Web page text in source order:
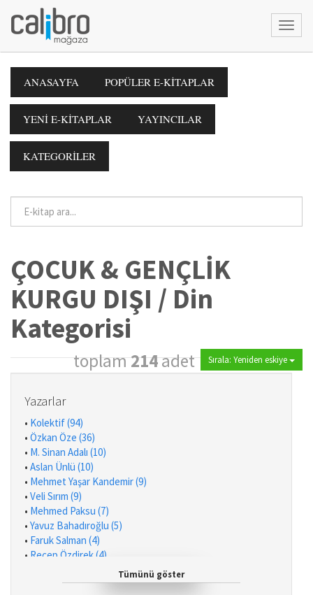
ANASAYFA POPÜLER E-KİTAPLAR
YENİ E-KİTAPLAR YAYINCILAR
KATEGORİLER
ÇOCUK & GENÇLİK
KURGU DIŞI / Din
Kategorisi
toplam214adet Sırala: Yeniden eskiye
Yazarlar
• Kolektif (94)
• Özkan Öze (36)
• M. Sinan Adalı (10)
• Aslan Ünlü (10)
• Mehmet Yaşar Kandemir (9)
• Veli Sırım (9)
• Mehmed Paksu (7)
• Yavuz Bahadıroğlu (5)
• Faruk Salman (4)
• Recep Özdirek (4)
Hilal Çelikkol Kara (3)
Tümünü göster